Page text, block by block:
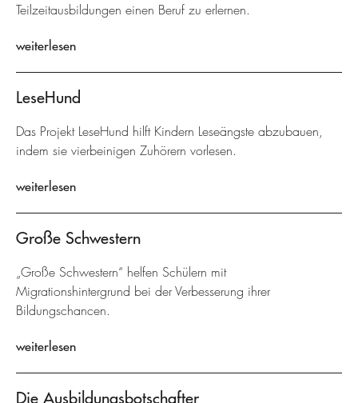
Teilzeitausbildungen einen Beruf zu erlernen.
weiterlesen
LeseHund
Das Projekt LeseHund hilft Kindern Leseängste abzubauen,
indem sie vierbeinigen Zuhörern vorlesen.
weiterlesen
Große Schwestern
„Große Schwestern“ helfen Schülern mit
Migrationshintergrund bei der Verbesserung ihrer
Bildungschancen.
weiterlesen
Die Ausbildungsbotschafter